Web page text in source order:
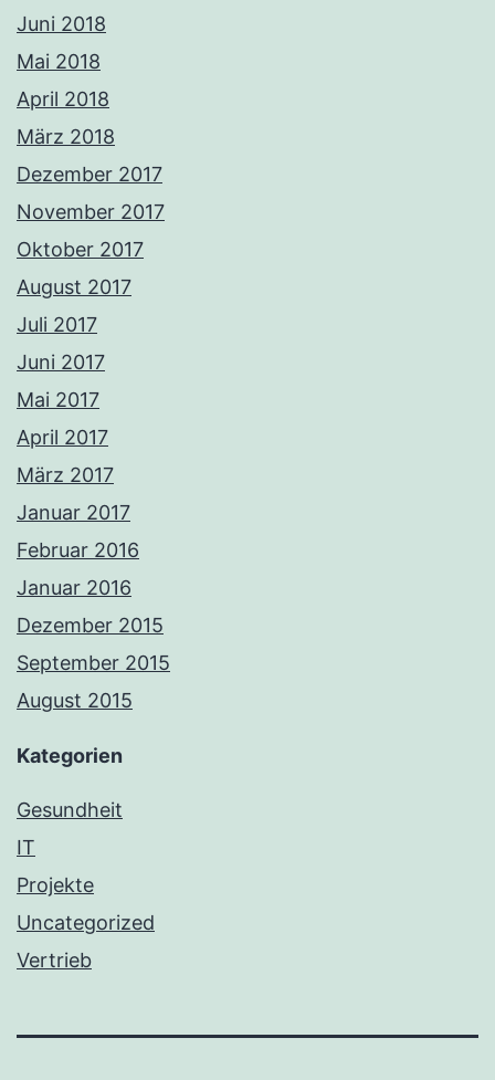
Juni 2018
Mai 2018
April 2018
März 2018
Dezember 2017
November 2017
Oktober 2017
August 2017
Juli 2017
Juni 2017
Mai 2017
April 2017
März 2017
Januar 2017
Februar 2016
Januar 2016
Dezember 2015
September 2015
August 2015
Kategorien
Gesundheit
IT
Projekte
Uncategorized
Vertrieb